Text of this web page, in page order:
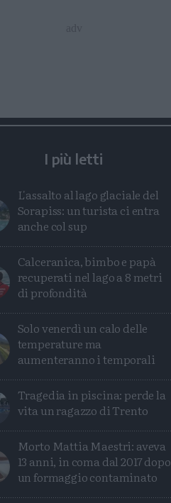
Condividi
Condividi
TwitterCondividi
Mail
I più letti
L'assalto al lago glaciale del
Sorapiss: un turista ci entra
anche col sup
Calceranica, bimbo e papà
recuperati nel lago a 8 metri
di profondità
Solo venerdì un calo delle
temperature ma
aumenteranno i temporali
Tragedia in piscina: perde la
vita un ragazzo di Trento
Morto Mattia Maestri: aveva
13 anni, in coma dal 2017 dopo
un formaggio contaminato